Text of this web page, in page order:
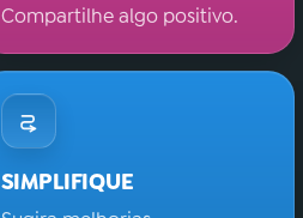
Compartilhe algo positivo.
SIMPLIFIQUE